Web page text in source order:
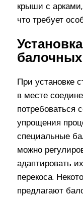
крыши с
что требует
При установке
в месте
потребоваться
упрощения
специальные
можно
адаптировать
перекоса.
предлагают